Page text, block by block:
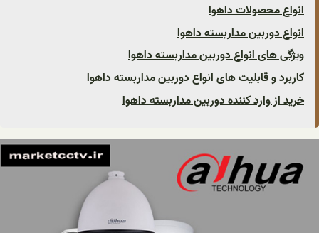
انواع محصولات داهوا
انواع دوربین مداربسته داهوا
ویژگی های انواع دوربین مداربسته داهوا
کاربرد و قابلیت های انواع دوربین مداربسته داهوا
خرید از وارد کننده دوربین مداربسته داهوا